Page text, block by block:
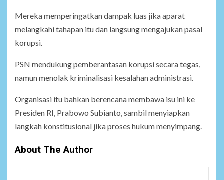
Mereka memperingatkan dampak luas jika aparat
melangkahi tahapan itu dan langsung mengajukan pasal
korupsi.
PSN mendukung pemberantasan korupsi secara tegas,
namun menolak kriminalisasi kesalahan administrasi.
Organisasi itu bahkan berencana membawa isu ini ke
Presiden RI, Prabowo Subianto, sambil menyiapkan
langkah konstitusional jika proses hukum menyimpang.
About The Author